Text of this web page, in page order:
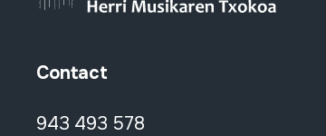
Contact
943 493 578